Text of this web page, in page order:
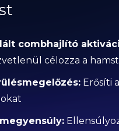
combhajlító
célozza a
Erősíti